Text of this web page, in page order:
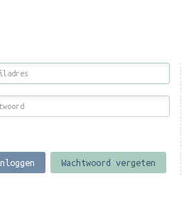
Wachtwoord vergeten